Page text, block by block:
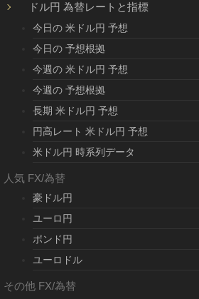
ドル円 為替レートと指標
今日の 米ドル円 予想
今日の 予想根拠
今週の 米ドル円 予想
今週の 予想根拠
長期 米ドル円 予想
円高レート 米ドル円 予想
米ドル円 時系列データ
人気 FX/為替
豪ドル円
ユーロ円
ポンド円
ユーロドル
その他 FX/為替